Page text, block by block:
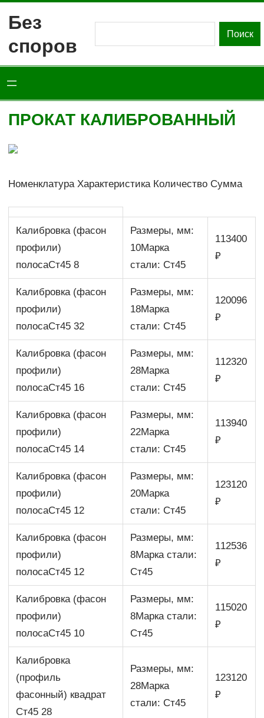
содержимому
Без
споров
Поиск
ПРОКАТ КАЛИБРОВАННЫЙ
Номенклатура Характеристика Количество Сумма
Калибровка (фасон
профили)
полосаСт45 8
Размеры, мм:
10Марка
стали: Ст45
113400
₽
Калибровка (фасон
профили)
полосаСт45 32
Размеры, мм:
18Марка
стали: Ст45
120096
₽
Калибровка (фасон
профили)
полосаСт45 16
Размеры, мм:
28Марка
стали: Ст45
112320
₽
Калибровка (фасон
профили)
полосаСт45 14
Размеры, мм:
22Марка
стали: Ст45
113940
₽
Калибровка (фасон
профили)
полосаСт45 12
Размеры, мм:
20Марка
стали: Ст45
123120
₽
Калибровка (фасон
профили)
полосаСт45 12
Размеры, мм:
8Марка стали:
Ст45
112536
₽
Калибровка (фасон
профили)
полосаСт45 10
Размеры, мм:
8Марка стали:
Ст45
115020
₽
Калибровка
(профиль
фасонный) квадрат
Ст45 28
Размеры, мм:
28Марка
стали: Ст45
123120
₽